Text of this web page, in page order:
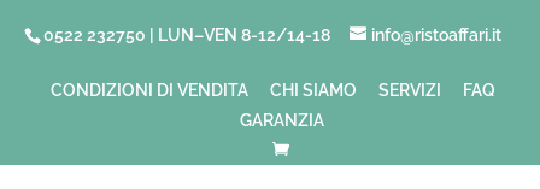
0522 232750 | LUN–VEN 8-12/14-18 info@ristoaffari.it
CONDIZIONI DI VENDITA CHI SIAMO SERVIZI
FAQ
GARANZIA